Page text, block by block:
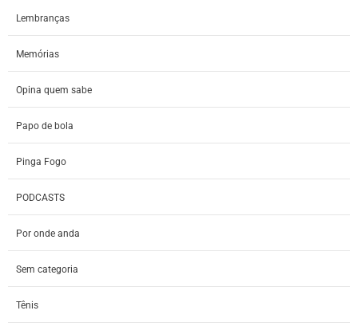
Lembranças
Memórias
Opina quem sabe
Papo de bola
Pinga Fogo
PODCASTS
Por onde anda
Sem categoria
Tênis